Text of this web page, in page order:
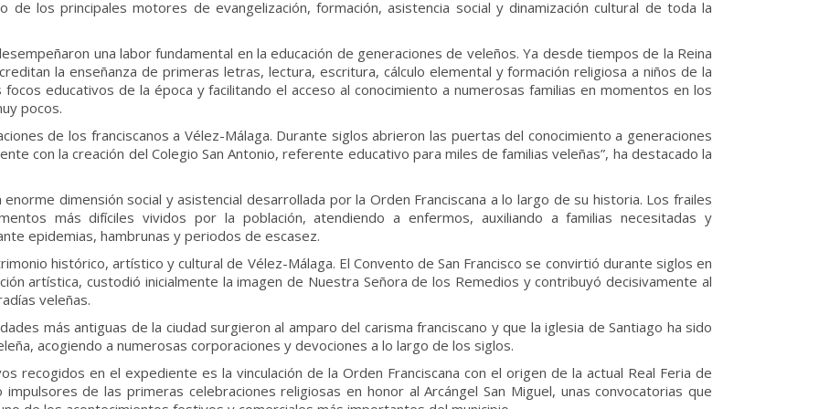
los principales motores de evangelización, formación, asistencia social y dinamización cultural de toda la
una labor fundamental en la educación de generaciones de veleños. Ya desde tiempos de la Reina
la enseñanza de primeras letras, lectura, escritura, cálculo elemental y formación religiosa a niños de la
educativos de la época y facilitando el acceso al conocimiento a numerosas familias en momentos en los
pocos.
de los franciscanos a Vélez-Málaga. Durante siglos abrieron las puertas del conocimiento a generaciones
con la creación del Colegio San Antonio, referente educativo para miles de familias veleñas”, ha destacado la
dimensión social y asistencial desarrollada por la Orden Franciscana a lo largo de su historia. Los frailes
más difíciles vividos por la población, atendiendo a enfermos, auxiliando a familias necesitadas y
epidemias, hambrunas y periodos de escasez.
histórico, artístico y cultural de Vélez-Málaga. El Convento de San Francisco se convirtió durante siglos en
artística, custodió inicialmente la imagen de Nuestra Señora de los Remedios y contribuyó decisivamente al
veleñas.
más antiguas de la ciudad surgieron al amparo del carisma franciscano y que la iglesia de Santiago ha sido
acogiendo a numerosas corporaciones y devociones a lo largo de los siglos.
recogidos en el expediente es la vinculación de la Orden Franciscana con el origen de la actual Real Feria de
de las primeras celebraciones religiosas en honor al Arcángel San Miguel, unas convocatorias que